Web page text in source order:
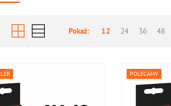
Pokaż: 12 24 36 48
POLECAMY